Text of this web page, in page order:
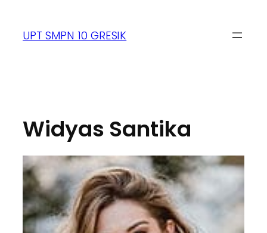
UPT SMPN 10 GRESIK
Widyas Santika